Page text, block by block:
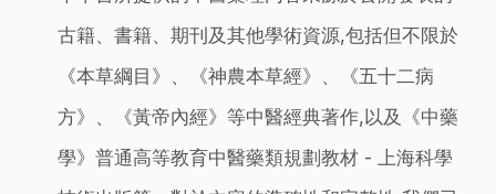
古籍、書籍、期刊及其他學術資源,包括但不限於
《本草綱目》、《神農本草經》、《五十二病
方》、《黃帝內經》等中醫經典著作,以及《中藥
學》普通高等教育中醫藥類規劃教材 - 上海科學